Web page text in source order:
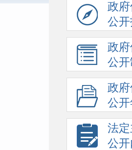
政
公
政
公
政
公
法
公